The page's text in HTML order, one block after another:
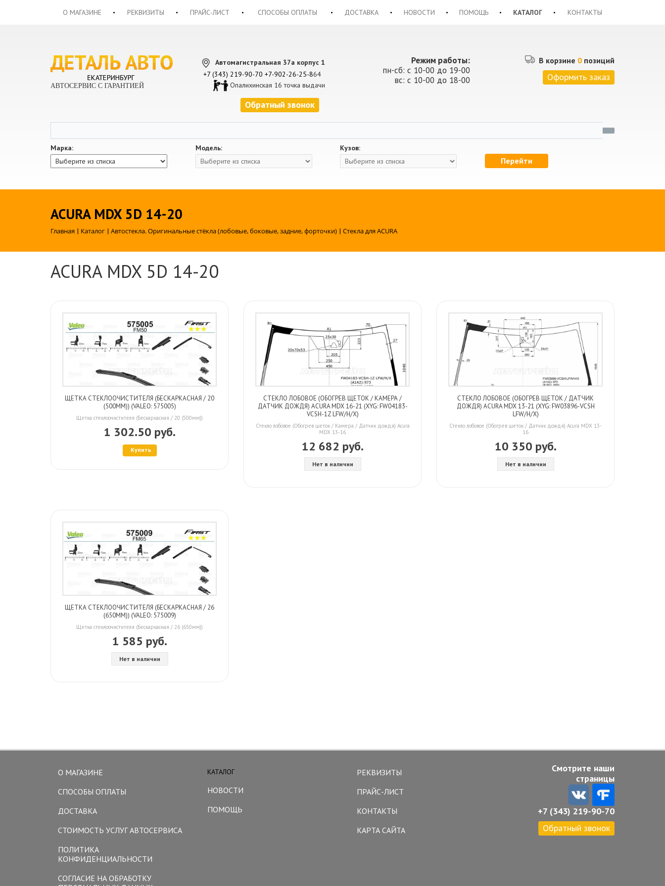
О МАГАЗИНЕ РЕКВИЗИТЫ ПРАЙС-ЛИСТ СПОСОБЫ ОПЛАТЫ ДОСТАВКА НОВОСТИ ПОМОЩЬ КАТАЛОГ КОНТАКТЫ
АВТОСЕРВИС С ГАРАНТИЕЙ
Автомагистральная 37а корпус 1
+7 (343) 219-90-70 +7-902-26-25-864
Опалихинская 16 точка выдачи
Обратный звонок
Режим работы:
пн-сб: с 10-00 до 19-00
вс: с 10-00 до 18-00
В корзине 0 позиций
Оформить заказ
Марка: Модель: Кузов:
Перейти
ACURA MDX 5D 14-20
Главная | Каталог | Автостекла. Оригинальные стёкла (лобовые, боковые, задние, форточки) | Стекла для ACURA
ACURA MDX 5D 14-20
ЩЕТКА СТЕКЛООЧИСТИТЕЛЯ (БЕСКАРКАСНАЯ / 20
(500ММ)) (VALEO: 575005)
Щетка стеклоочистителя (Бескаркасная / 20 (500мм))
1 302.50 руб.
Купить
СТЕКЛО ЛОБОВОЕ (ОБОГРЕВ ЩЕТОК / КАМЕРА /
ДАТЧИК ДОЖДЯ) ACURA MDX 16-21 (XYG: FW04183-
VCSH-1Z LFW/H/X)
Стекло лобовое (Обогрев щеток / Камера / Датчик дождя) Acura
MDX 13-16
12 682 руб.
Нет в наличии
СТЕКЛО ЛОБОВОЕ (ОБОГРЕВ ЩЕТОК / ДАТЧИК
ДОЖДЯ) ACURA MDX 13-21 (XYG: FW03896-VCSH
LFW/H/X)
Стекло лобовое (Обогрев щеток / Датчик дождя) Acura MDX 13-
16
10 350 руб.
Нет в наличии
ЩЕТКА СТЕКЛООЧИСТИТЕЛЯ (БЕСКАРКАСНАЯ / 26
(650ММ)) (VALEO: 575009)
Щетка стеклоочистителя (Бескаркасная / 26 (650мм))
1 585 руб.
Нет в наличии
О МАГАЗИНЕ
СПОСОБЫ ОПЛАТЫ
ДОСТАВКА
СТОИМОСТЬ УСЛУГ АВТОСЕРВИСА
КАТАЛОГ
НОВОСТИ
ПОМОЩЬ
РЕКВИЗИТЫ
ПРАЙС-ЛИСТ
КОНТАКТЫ
КАРТА САЙТА
ПОЛИТИКА
КОНФИДЕНЦИАЛЬНОСТИ
СОГЛАСИЕ НА ОБРАБОТКУ
Смотрите наши
страницы
+7 (343) 219-90-70
Обратный звонок